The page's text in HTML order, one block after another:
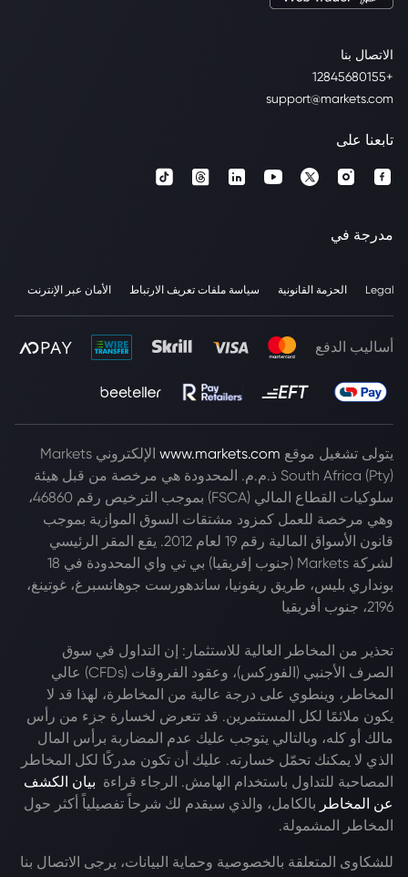
الاتصال بنا
+12845680155
support@markets.com
تابعنا على
مدرجة في
Legal الحزمة القانونية سياسة ملفات تعريف الارتباط الأمان عبر الإنترنت
أساليب الدفع
يتولى تشغيل موقع www.markets.com
الإلكتروني Markets
South Africa (Pty) ذ.م.م. المحدودة هي مرخصة من قبل هيئة
سلوكيات القطاع المالي (FSCA) بموجب الترخيص رقم 46860،
وهي مرخصة للعمل كمزود مشتقات السوق الموازية بموجب
قانون الأسواق المالية رقم 19 لعام 2012. يقع المقر الرئيسي
لشركة Markets (جنوب إفريقيا) بي تي واي المحدودة في 18
بونداري بليس، طريق ريفونيا، ساندهورست جوهانسبرغ، غوتينغ،
2196، جنوب أفريقيا
تحذير من المخاطر العالية للاستثمار: إن التداول في سوق
الصرف الأجنبي (الفوركس)، وعقود الفروقات (CFDs) عالي
المخاطر، وينطوي على درجة عالية من المخاطرة، لهذا قد لا
يكون ملائمًا لكل المستثمرين. قد تتعرض لخسارة جزء من رأس
مالك أو كله، وبالتالي يتوجب عليك عدم المضاربة برأس المال
الذي لا يمكنك تحمّل خسارته. عليك أن تكون مدركًا لكل المخاطر
المصاحبة للتداول باستخدام الهامش. الرجاء قراءة بيان الكشف
عن المخاطر بالكامل، والذي سيقدم لك شرحاً تفصيلياً أكثر حول
المخاطر المشمولة.
للشكاوى المتعلقة بالخصوصية وحماية البيانات، يرجى الاتصال بنا